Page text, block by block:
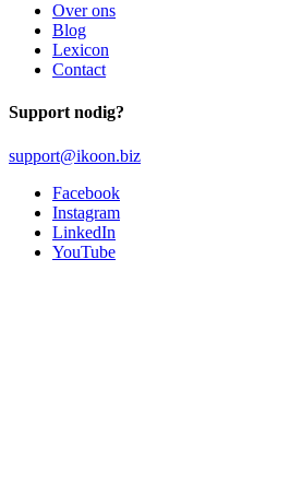
Over ons
Blog
Lexicon
Contact
Support nodig?
support@ikoon.biz
Facebook
Instagram
LinkedIn
YouTube